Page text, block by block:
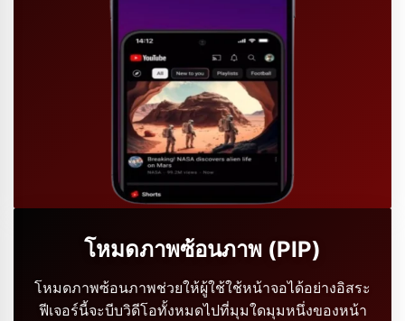
โหมดภาพซ้อนภาพ (PIP)
โหมดภาพซ้อนภาพช่วยให้ผู้ใช้ใช้หน้าจอได้อย่างอิสระ
ฟีเจอร์นี้จะบีบวิดีโอทั้งหมดไปที่มุมใดมุมหนึ่งของหน้า